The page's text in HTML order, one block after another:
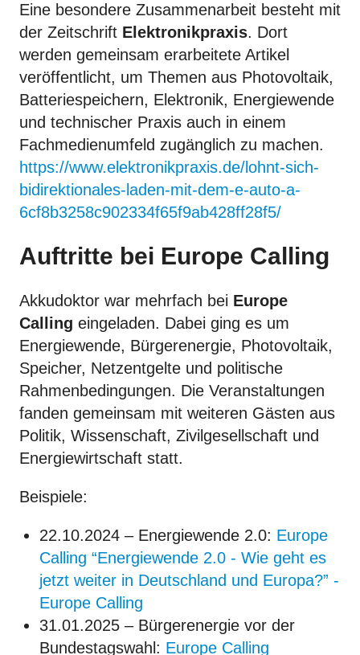
Eine besondere Zusammenarbeit besteht mit
der Zeitschrift Elektronikpraxis. Dort
werden gemeinsam erarbeitete Artikel
veröffentlicht, um Themen aus Photovoltaik,
Batteriespeichern, Elektronik, Energiewende
und technischer Praxis auch in einem
Fachmedienumfeld zugänglich zu machen.
https://www.elektronikpraxis.de/lohnt-sich-
bidirektionales-laden-mit-dem-e-auto-a-
6cf8b3258c902334f65f9ab428ff28f5/
Auftritte bei Europe Calling
Akkudoktor war mehrfach bei Europe
Calling eingeladen. Dabei ging es um
Energiewende, Bürgerenergie, Photovoltaik,
Speicher, Netzentgelte und politische
Rahmenbedingungen. Die Veranstaltungen
fanden gemeinsam mit weiteren Gästen aus
Politik, Wissenschaft, Zivilgesellschaft und
Energiewirtschaft statt.
Beispiele:
22.10.2024 – Energiewende 2.0: Europe
Calling “Energiewende 2.0 - Wie geht es
jetzt weiter in Deutschland und Europa?” -
Europe Calling
31.01.2025 – Bürgerenergie vor der
Bundestagswahl: Europe Calling